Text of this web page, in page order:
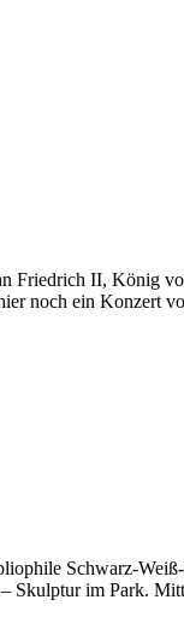
II, König
noch ein Konzert
Schwarz-
Skulptur im Park.